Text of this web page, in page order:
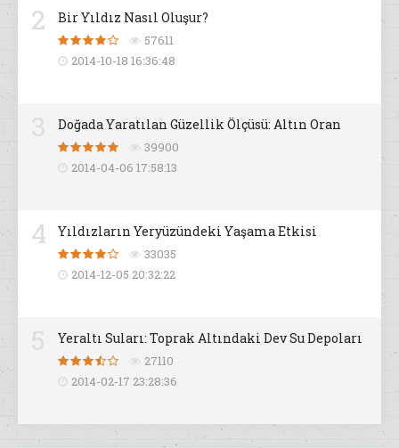
2 Bir Yıldız Nasıl Oluşur?
57611
2014-10-18 16:36:48
Doğada Yaratılan Güzellik Ölçüsü: Altın Oran
39900
2014-04-06 17:58:13
4 Yıldızların Yeryüzündeki Yaşama Etkisi
33035
2014-12-05 20:32:22
Yeraltı Suları: Toprak Altındaki Dev Su Depoları
27110
2014-02-17 23:28:36